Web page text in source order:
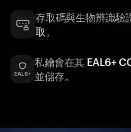
存取碼與生物辨識驗
取 。
私鑰會在其 EAL6+
並儲存。